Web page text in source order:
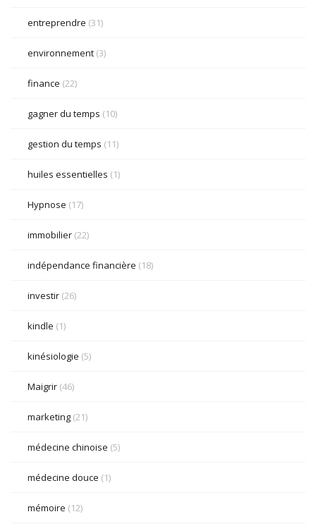
entreprendre (31)
environnement (3)
finance (22)
gagner du temps (10)
gestion du temps (11)
huiles essentielles (1)
Hypnose (17)
immobilier (22)
indépendance financière (18)
investir (26)
kindle (1)
kinésiologie (5)
Maigrir (46)
marketing (21)
médecine chinoise (5)
médecine douce (1)
mémoire (12)